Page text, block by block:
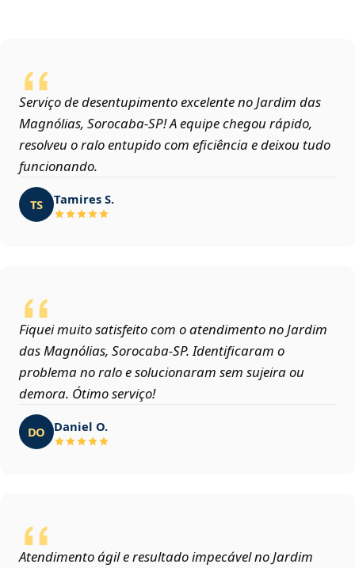
Serviço de desentupimento excelente no Jardim das
Magnólias, Sorocaba‑SP! A equipe chegou rápido,
resolveu o ralo entupido com eficiência e deixou tudo
funcionando.
TS Tamires S.
Fiquei muito satisfeito com o atendimento no Jardim
das Magnólias, Sorocaba‑SP. Identificaram o
problema no ralo e solucionaram sem sujeira ou
demora. Ótimo serviço!
DO Daniel O.
Atendimento ágil e resultado impecável no Jardim